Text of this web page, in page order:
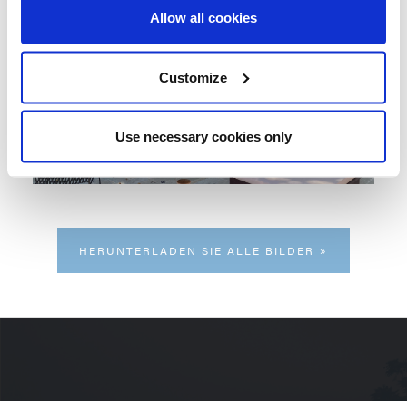
Allow all cookies
Customize
Use necessary cookies only
HERUNTERLADEN SIE ALLE BILDER